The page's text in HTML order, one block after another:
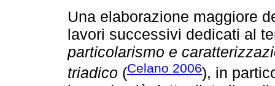
Una elaborazione maggiore
lavori successivi dedicati al
particolarismo e
triadico (Celano 2006), in